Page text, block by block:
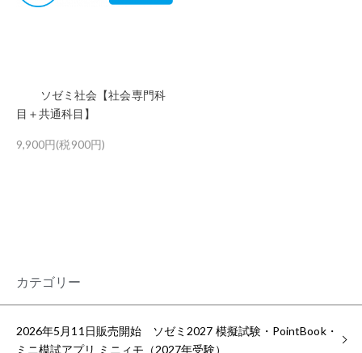
ソゼミ社会【社会専門科
目＋共通科目】
9,900円(税900円)
カテゴリー
2026年5月11日販売開始 ソゼミ2027 模擬試験・PointBook・
ミニ模試アプリ ミニィモ（2027年受験）